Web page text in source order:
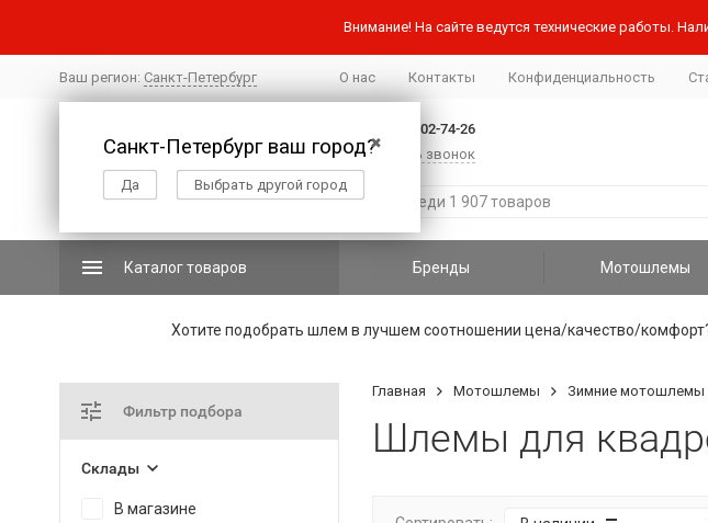
Внимание! На сайте ведутся технические работы.
Ваш регион: Санкт-Петербург
✖
Санкт-Петербург ваш город?
Да Выбрать другой город
О нас Контакты Конфиденциальность
+7 (812) 502-74-26
Заказать звонок
Каталог товаров Бренды Мотошлемы
Хотите подобрать шлем в лучшем соотношении цена/качество/
Главная Мотошлемы Зимние мотошлемы
Шлемы для
Фильтр подбора
Склады
В магазине